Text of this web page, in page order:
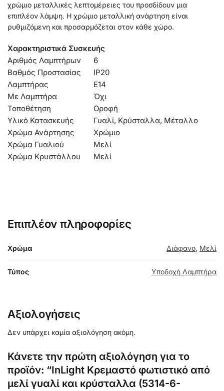
χρώμιο μεταλλικές λεπτομέρειες του προσδίδουν μια
επιπλέον λάμψη. Η χρώμιο μεταλλική ανάρτηση είναι
ρυθμιζόμενη και προσαρμόζεται στον κάθε χώρο.
Χαρακτηριστικά Συσκευής
Αριθμός Λαμπτήρων
6
Βαθμός Προστασίας
IP20
Λαμπτήρας
Ε14
Με Λαμπτήρα
Όχι
Τοποθέτηση
Οροφή
Υλικό Κατασκευής
Γυαλί, Κρύσταλλα, Μέταλλο
Χρώμα Ανάρτησης
Χρώμιο
Χρώμα Γυαλιού
Μελί
Χρώμα Κρυστάλλου
Μελί
Επιπλέον πληροφορίες
Χρώμα Διάφανο, Μελί
Τύπος Υποδοχή Λαμπτήρα
Αξιολογήσεις
Δεν υπάρχει καμία αξιολόγηση ακόμη.
Κάνετε την πρώτη αξιολόγηση για το
προϊόν: “InLight Κρεμαστό φωτιστικό από
μελί γυαλί και κρύσταλλα (5314-6-